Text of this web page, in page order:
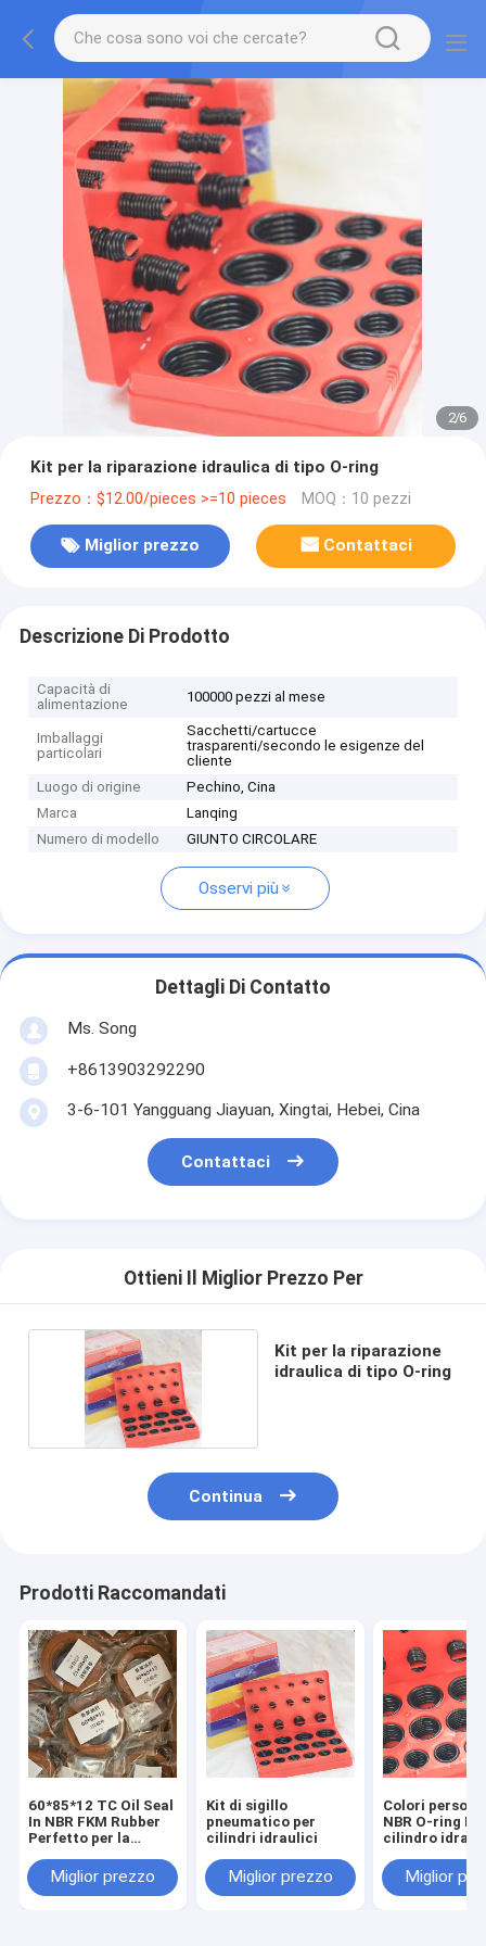
2/6
Kit per la riparazione idraulica di tipo O-ring
Prezzo：$12.00/pieces >=10 pieces MOQ：10 pezzi
Miglior prezzo Contattaci
Descrizione Di Prodotto
Capacità di
alimentazione
100000 pezzi al mese
Imballaggi
particolari
Sacchetti/cartucce
trasparenti/secondo le esigenze del
cliente
Luogo di origine
Pechino, Cina
Marca
Lanqing
Numero di modello
GIUNTO CIRCOLARE
Osservi più
Dettagli Di Contatto
Ms. Song
+8613903292290
3-6-101 Yangguang Jiayuan, Xingtai, Hebei, Cina
Contattaci
Ottieni Il Miglior Prezzo Per
Kit per la riparazione
idraulica di tipo O-ring
Continua
Prodotti Raccomandati
60*85*12 TC Oil Seal
In NBR FKM Rubber
Perfetto per la
Miglior prezzo
Kit di sigillo
pneumatico per
cilindri idraulici
Miglior prezzo
Colori
NBR O-ring
cilindro
Oil Seal Set
Miglior